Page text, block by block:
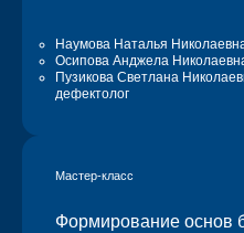
Наумова Наталья
Осипова Анджела
Пузикова Светлана
дефектолог
Мастер-класс
Формирование основ